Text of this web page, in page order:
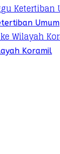
Umum
Koramil